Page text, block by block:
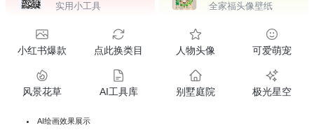
实用小工具 全家福头像壁纸
小红书爆款 点此换类目 人物头像 可爱萌宠
风景花草 AI工具库 别墅庭院 极光星空
AI绘画效果展示